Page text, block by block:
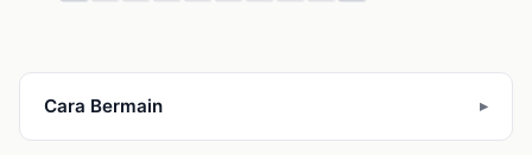
Cara Bermain